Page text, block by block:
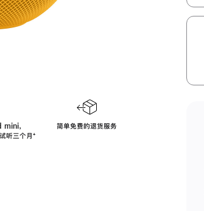
，
听三个月脚
⁺
简单免费的退货服务